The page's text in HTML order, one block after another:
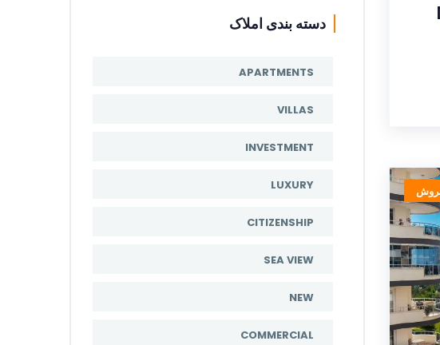
دسته بندی املاک
APARTMENTS
VILLAS
INVESTMENT
LUXURY
CITIZENSHIP
SEA VIEW
NEW
COMMERCIAL